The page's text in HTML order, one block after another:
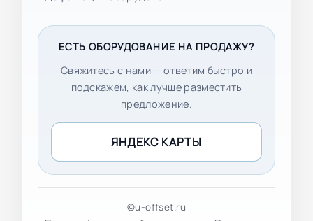
ЕСТЬ ОБОРУДОВАНИЕ НА ПРОДАЖУ?
Свяжитесь с нами — ответим быстро и
подскажем, как лучше разместить
предложение.
ЯНДЕКС КАРТЫ
©u-offset.ru